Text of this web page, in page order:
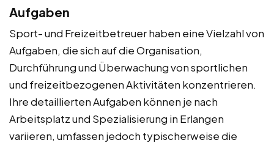
Aufgaben
Sport- und Freizeitbetreuer haben eine Vielzahl von
Aufgaben, die sich auf die Organisation,
Durchführung und Überwachung von sportlichen
und freizeitbezogenen Aktivitäten konzentrieren.
Ihre detaillierten Aufgaben können je nach
Arbeitsplatz und Spezialisierung in Erlangen
variieren, umfassen jedoch typischerweise die